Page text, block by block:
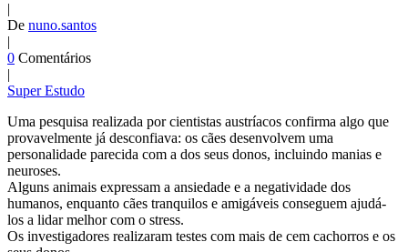
|
De nuno.santos
|
0 Comentários
|
Super Estudo
Uma pesquisa realizada por cientistas austríacos confirma algo que
provavelmente já desconfiava: os cães desenvolvem uma
personalidade parecida com a dos seus donos, incluindo manias e
neuroses.
Alguns animais expressam a ansiedade e a negatividade dos
humanos, enquanto cães tranquilos e amigáveis conseguem ajudá-
los a lidar melhor com o stress.
Os investigadores realizaram testes com mais de cem cachorros e os